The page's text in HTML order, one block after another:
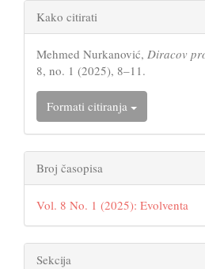
Article
Details
Kako citirati
Mehmed Nurkanović, Diracov
8, no. 1 (2025), 8–11.
Formati citiranja
Broj časopisa
Vol. 8 No. 1 (2025): Evolventa
Sekcija